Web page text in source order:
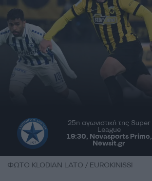
25η αγωνιστική της Super
League
19:30, Novasports Prime,
Newsit.gr
ΦΩΤΟ KLODIAN LATO / EUROKINISSI